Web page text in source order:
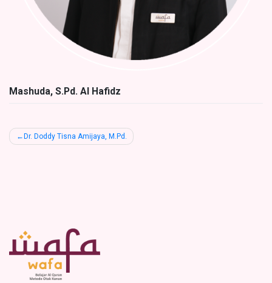
Mashuda, S.Pd. Al Hafidz
PostDr. Doddy Tisna Amijaya, M.Pd.